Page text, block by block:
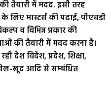
तैयारी में मदद. इसी तरह
लिए मास्टर्स की पढाई, पीएचडी
व विभिन्न प्रकार की
की तैयारी में मदद करना है।
देश विदेश, प्रदेश, शिक्षा,
खेल-खूद आदि से सम्बंधित